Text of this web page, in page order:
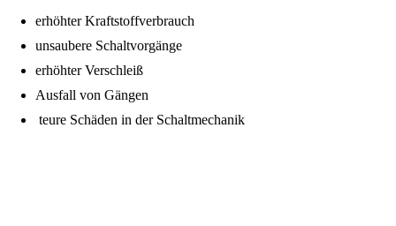
erhöhter Kraftstoffverbrauch
unsaubere Schaltvorgänge
erhöhter Verschleiß
Ausfall von Gängen
teure Schäden in der Schaltmechanik